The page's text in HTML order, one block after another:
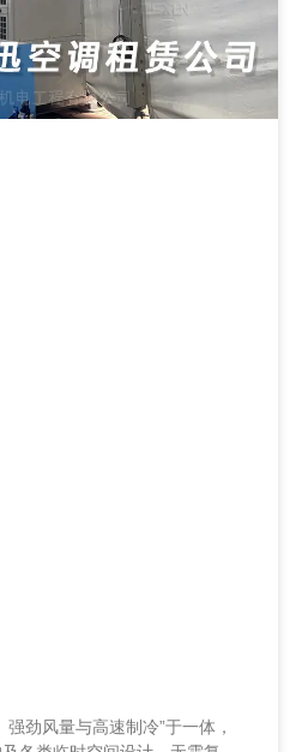
劲风量与高速制冷”于一体，